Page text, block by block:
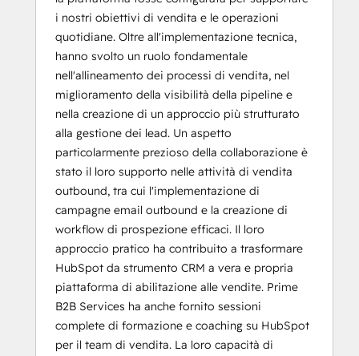
i nostri obiettivi di vendita e le operazioni
quotidiane. Oltre all'implementazione tecnica,
hanno svolto un ruolo fondamentale
nell'allineamento dei processi di vendita, nel
miglioramento della visibilità della pipeline e
nella creazione di un approccio più strutturato
alla gestione dei lead. Un aspetto
particolarmente prezioso della collaborazione è
stato il loro supporto nelle attività di vendita
outbound, tra cui l'implementazione di
campagne email outbound e la creazione di
workflow di prospezione efficaci. Il loro
approccio pratico ha contribuito a trasformare
HubSpot da strumento CRM a vera e propria
piattaforma di abilitazione alle vendite. Prime
B2B Services ha anche fornito sessioni
complete di formazione e coaching su HubSpot
per il team di vendita. La loro capacità di